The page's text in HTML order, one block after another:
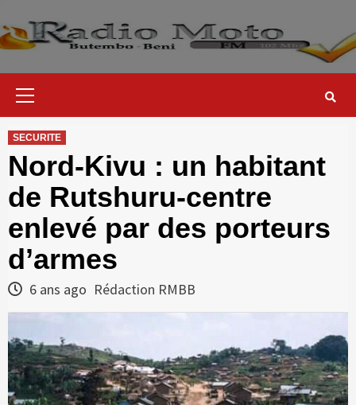
to
content
SECURITE
Nord-Kivu : un habitant
de Rutshuru-centre
enlevé par des porteurs
d’armes
6 ans ago Rédaction RMBB